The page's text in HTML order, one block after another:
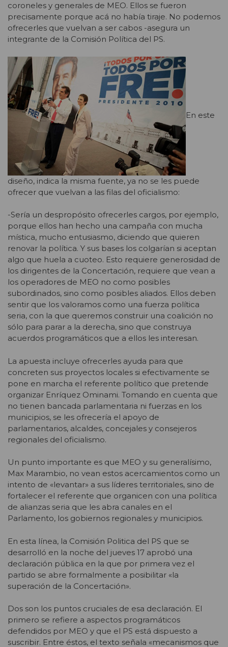
coroneles y generales de MEO. Ellos se fueron
precisamente porque acá no había tiraje. No podemos
ofrecerles que vuelvan a ser cabos -asegura un
integrante de la Comisión Política del PS.
En este
diseño, indica la misma fuente, ya no se les puede
ofrecer que vuelvan a las filas del oficialismo:
-Sería un despropósito ofrecerles cargos, por ejemplo,
porque ellos han hecho una campaña con mucha
mística, mucho entusiasmo, diciendo que quieren
renovar la política. Y sus bases los colgarían si aceptan
algo que huela a cuoteo. Esto requiere generosidad de
los dirigentes de la Concertación, requiere que vean a
los operadores de MEO no como posibles
subordinados, sino como posibles aliados. Ellos deben
sentir que los valoramos como una fuerza política
seria, con la que queremos construir una coalición no
sólo para parar a la derecha, sino que construya
acuerdos programáticos que a ellos les interesan.
La apuesta incluye ofrecerles ayuda para que
concreten sus proyectos locales si efectivamente se
pone en marcha el referente político que pretende
organizar Enríquez Ominami. Tomando en cuenta que
no tienen bancada parlamentaria ni fuerzas en los
municipios, se les ofrecería el apoyo de
parlamentarios, alcaldes, concejales y consejeros
regionales del oficialismo.
Un punto importante es que MEO y su generalísimo,
Max Marambio, no vean estos acercamientos como un
intento de «levantar» a sus líderes territoriales, sino de
fortalecer el referente que organicen con una política
de alianzas seria que les abra canales en el
Parlamento, los gobiernos regionales y municipios.
En esta línea, la Comisión Politica del PS que se
desarrolló en la noche del jueves 17 aprobó una
declaración pública en la que por primera vez el
partido se abre formalmente a posibilitar «la
superación de la Concertación».
Dos son los puntos cruciales de esa declaración. El
primero se refiere a aspectos programáticos
defendidos por MEO y que el PS está dispuesto a
suscribir. Entre éstos, el texto señala «mecanismos que